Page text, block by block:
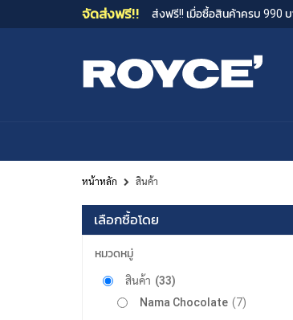
จัดส่งฟรี!! ส่งฟรี!! เมื่อซื้อสินค้าครบ 990
หน้าหลัก สินค้า
เลือกซื้อโดย
หมวดหมู่
สินค้า 33
รายการ
Nama Chocolate
7
รายการ